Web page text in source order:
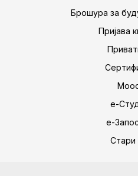
Брошура за
Пријава
е-
е-
Стари